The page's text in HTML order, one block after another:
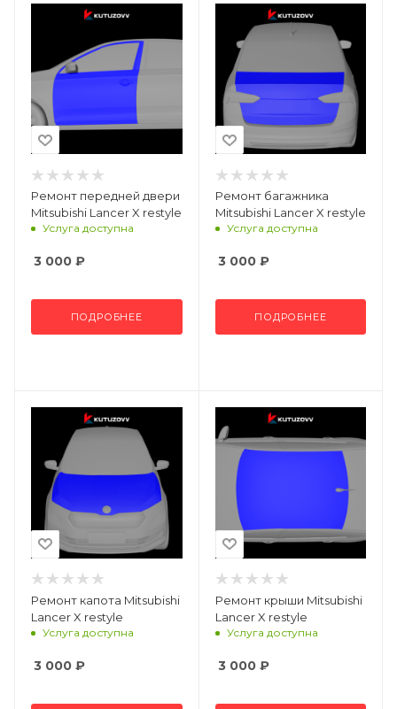
Ремонт передней двери
Mitsubishi Lancer X restyle
Услуга доступна
3 000 ₽
ПОДРОБНЕЕ
Ремонт багажника
Mitsubishi Lancer X restyle
Услуга доступна
3 000₽
ПОДРОБНЕЕ
Ремонт капота Mitsubishi
Lancer X restyle
Услуга доступна
3 000 ₽
Ремонт крыши Mitsubishi
Lancer X restyle
Услуга доступна
3 000₽